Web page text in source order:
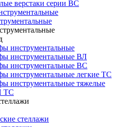
верстаки серии ВС
инструментальные
инструментальные ВЛ
инструментальные ВС
инструментальные легкие ТС
инструментальные тяжелые
TC
стеллажи